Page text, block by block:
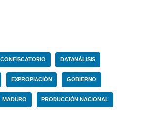
CONFISCATORIO DATANÁLISIS
EXPROPIACIÓN GOBIERNO
MADURO PRODUCCIÓN NACIONAL